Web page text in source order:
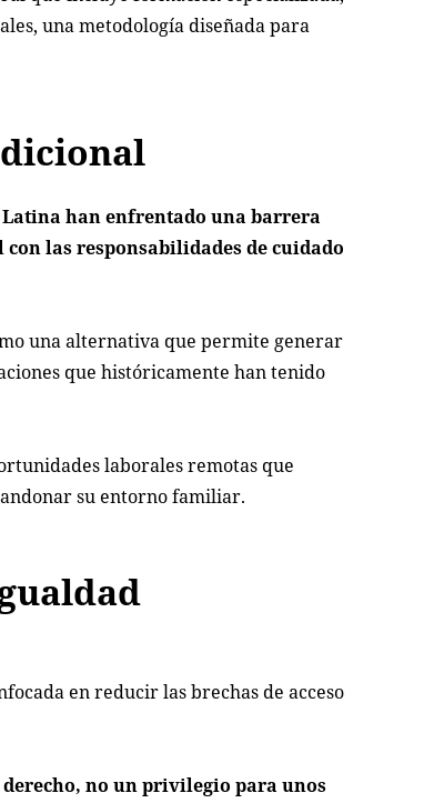
una metodología diseñada para
han enfrentado una barrera
las responsabilidades de cuidado
una alternativa que permite generar
que históricamente han tenido
laborales remotas que
su entorno familiar.
en reducir las brechas de acceso
no un privilegio para unos